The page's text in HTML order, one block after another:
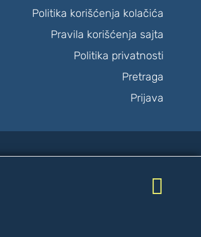
Politika korišćenja kolačića
Pravila korišćenja sajta
Politika privatnosti
Pretraga
Prijava
